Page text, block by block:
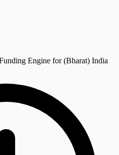
Engine for (Bharat) India